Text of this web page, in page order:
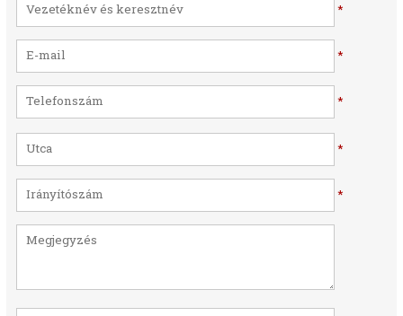
*
*
*
*
*